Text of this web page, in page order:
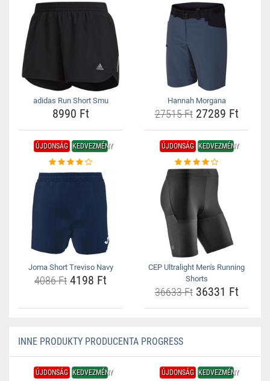
adidas Run Short Smu
8990 Ft
Hannah Morgana
27515 Ft27289 Ft
ÚJDONSÁG KEDVEZMÉNY
Joma Short Treviso Navy
4086 Ft 4198 Ft
ÚJDONSÁG KEDVEZMÉNY
CEP Ultralight Men's Running
Shorts
36633 Ft36331 Ft
INNE PRODUKTY PRODUCENTA PROGRESS
ÚJDONSÁG KEDVEZMÉNY ÚJDONSÁG KEDVEZMÉNY